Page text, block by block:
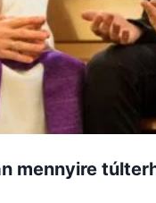
mennyire